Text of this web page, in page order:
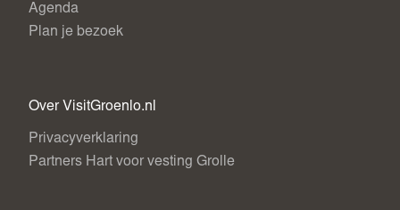
Agenda
Plan je bezoek
Over VisitGroenlo.nl
Privacyverklaring
Partners Hart voor vesting Grolle